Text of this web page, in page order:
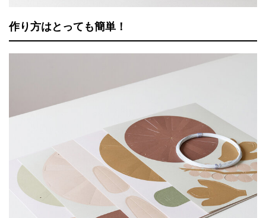
作り方はとっても簡単！